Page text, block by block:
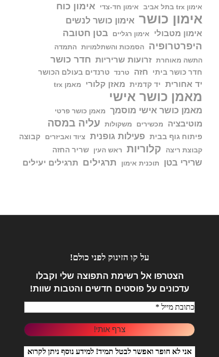
אימון trx בתל אביב אימון חד-צדי אימון כוח
אימון כושר אימון כושר לנשים
אימון מטבולי אימון רגליים
בטן חטובה
היפרטרופיה
הסמכות והשתלמויות
התמדה
התשה מאוחרת
זרועות שריריות חדר כושר
חדר כושר ביתי חזה טרנד טרנדים בעולם הכושר
יד אחורית יד קדמית מאזן קלורי מאמן trx
מאמן כושר אישי
מאמן כושר אישי מוסמך מאמן כושר פרטי
מוטיבציה מכשירים משקולות עליה במסה
פיתוח גוף בבית פעילות גופנית ציוד ואביזרים קבוצה
קבוצת ריצה קלוריות ראש העין שריר החזה
שרירי בטן תוכנית אימון תרגילים תרגילים יעילים
על קו הזינוק לפני כולם!
הצטרפו אל רשימת התפוצה שלי וקבלו
עדכונים על פוסטים חדשים והטבות שוות!
אני לא חופר ואפשר לבטל תמיד! למידע נוסף ניתן לקרוא